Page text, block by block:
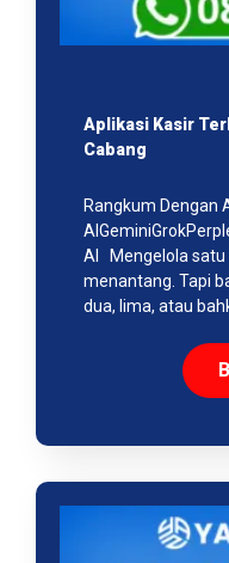
Aplikasi Kasir
Cabang
Rangkum Dengan
AI Mengelola satu
menantang. Tapi
dua, lima, atau